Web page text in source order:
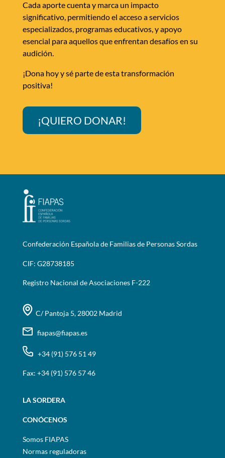
Cada aporte cuenta y marca un impacto
significativo, permitiendo el acceso a servicios
especializados, programas educativos, y apoyo
esencial para aquellos que enfrentan desafíos en su
audición.
¡Dona hoy y sé parte de esta transformación
positiva!
¡QUIERO DONAR!
Confederación Española de Familias de Personas Sordas
CIF: G28738185
Registro Nacional de Asociaciones F-222
C/ Pantoja 5, 28002 Madrid
fiapas@fiapas.es
+34 (91) 576 51 49
Fax: +34 (91) 576 57 46
LA SORDERA
CONÓCENOS
Somos FIAPAS
Normas reguladoras